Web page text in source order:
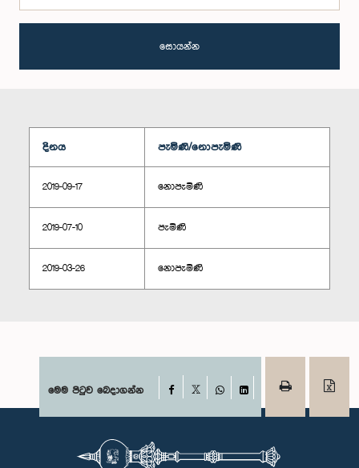
සොයන්න
දිනය පැමිණි/නොපැමිණි
2019-09-17 නොපැමිණි
2019-07-10 පැමිණි
2019-03-26 නොපැමිණි
මෙම පිටුව බෙදාගන්න Facebook
WhatsAppLinkedIn